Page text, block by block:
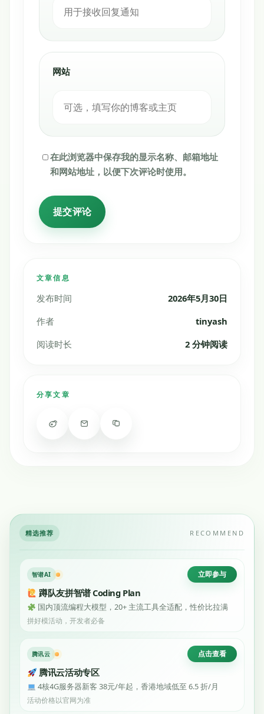
文章信息
发布时间
2026年5月30日
作者
tinyash
阅读时长
2 分钟阅读
分享文章
网站
在此浏览器中保存我的显示名称、邮箱地址
和网站地址，以便下次评论时使用。
精选推荐 RECOMMEND
智谱AI 立即参与
蹲队友拼智谱 Coding Plan
国内顶流编程大模型，20+ 主流工具全适配，性价比拉满
拼好模活动，开发者必备
腾讯云 点击查看
腾讯云活动专区
4核4G服务器新客 38元/年起，香港地域低至 6.5 折/月
活动价格以官网为准